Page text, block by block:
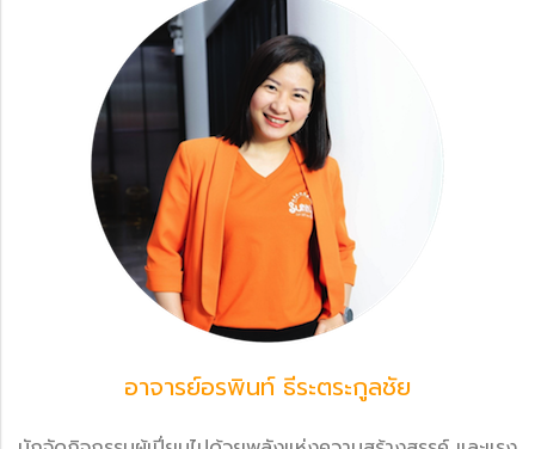
อาจารย์อรพินท์ ธีระตระกูลชัย